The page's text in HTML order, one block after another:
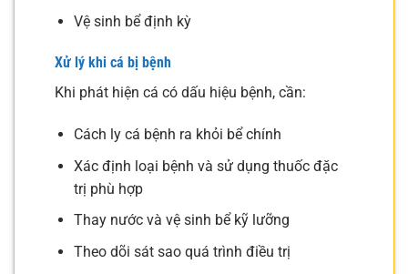
Vệ sinh bể định kỳ
Xử lý khi cá bị bệnh
Khi phát hiện cá có dấu hiệu bệnh, cần:
Cách ly cá bệnh ra khỏi bể chính
Xác định loại bệnh và sử dụng thuốc đặc
trị phù hợp
Thay nước và vệ sinh bể kỹ lưỡng
Theo dõi sát sao quá trình điều trị